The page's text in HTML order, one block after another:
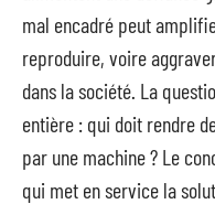
mal encadré peut
reproduire, voire
dans la société. La
entière : qui doit rendre
par une machine ? Le
qui met en service la